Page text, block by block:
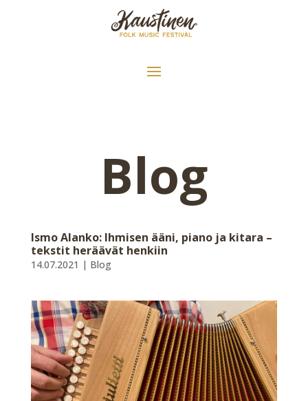
Blog
Ismo Alanko: Ihmisen ääni, piano ja kitara –
tekstit heräävät henkiin
14.07.2021 | Blog